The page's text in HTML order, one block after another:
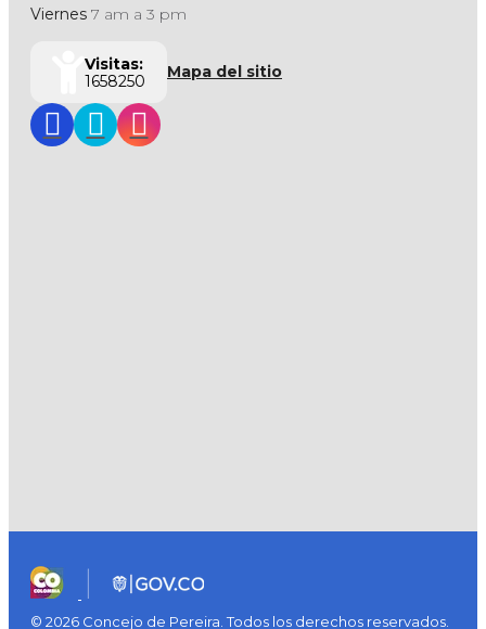
Viernes 7 am a 3 pm
Visitas:
1658250
Mapa del sitio
© 2026 Concejo de Pereira. Todos los derechos reservados.